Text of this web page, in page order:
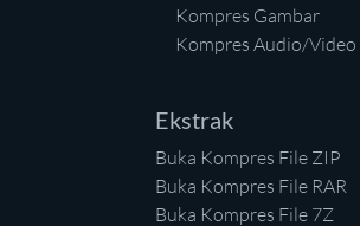
Kompres Gambar
Kompres Audio/Video
Ekstrak
Buka Kompres File ZIP
Buka Kompres File RAR
Buka Kompres File 7Z